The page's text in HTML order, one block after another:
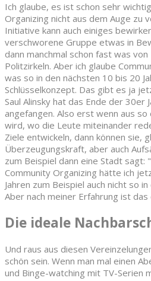
Ich glaube, es ist schon sehr
Organizing nicht aus dem Auge zu
Initiative kann auch einiges
verschworene Gruppe etwas in
dann manchmal schon fast was
Politzirkeln. Aber ich glaube
was so in den nächsten 10 bis 20
Schlüsselkonzept. Das gibt es ja
Saul Alinsky hat das Ende der 30er
angefangen. Also erst wenn aus
wird, wo die Leute miteinander
Ziele entwickeln, dann können sie,
Überzeugungskraft, aber auch
zum Beispiel dann eine Stadt sagt:
Community Organizing hätte ich
Jahren zum Beispiel auch nicht so
Aber nach meiner Erfahrung ist das
Die ideale
Und raus aus diesen
schön sein. Wenn man mal einen
und Binge-watching mit TV-Serien